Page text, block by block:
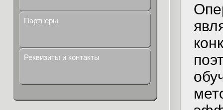
Партнеры
Реквизиты и контакты